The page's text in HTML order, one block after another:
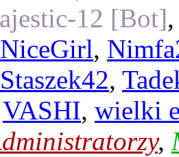
12 [Bot]
NiceGirl,
Staszek42,
VASHI, wielki
,